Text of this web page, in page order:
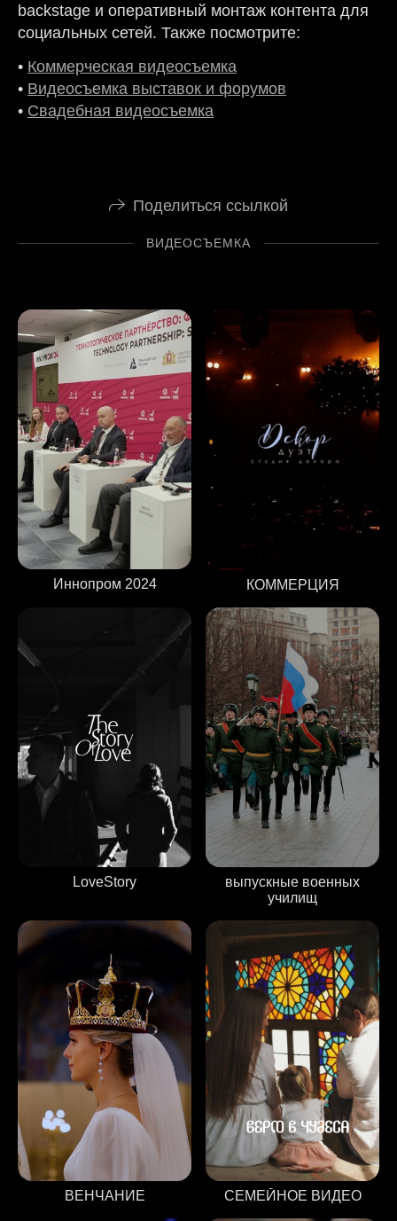
backstage и оперативный монтаж контента для
социальных сетей. Также посмотрите:
• Коммерческая видеосъемка
• Видеосъемка выставок и форумов
• Свадебная видеосъемка
Поделиться ссылкой
ВИДЕОСЪЕМКА
Иннопром 2024 КОММЕРЦИЯ
LoveStory
выпускные военных
училищ
ВЕНЧАНИЕ СЕМЕЙНОЕ ВИДЕО